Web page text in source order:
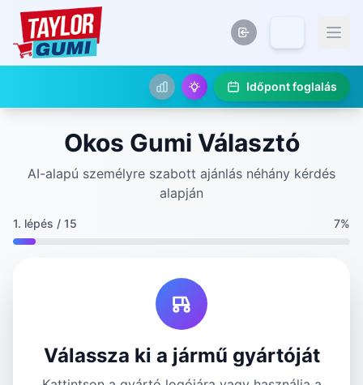
Időpont foglalás
Okos Gumi Választó
AI-alapú személyre szabott ajánlás néhány kérdés
alapján
1. lépés / 15 7%
Válassza ki a jármű gyártóját